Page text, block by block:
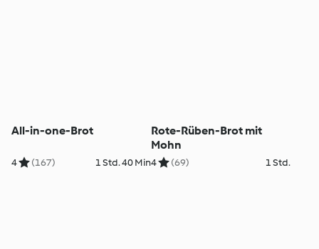
All-in-one-Brot
4 (167) 1 Std. 40 Min
Rote-Rüben-Brot mit
Mohn
4 (69) 1 Std.